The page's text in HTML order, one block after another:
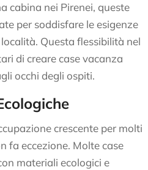
cabina nei Pirenei, queste
per soddisfare le esigenze
Questa flessibilità nel
di creare case vacanza
occhi degli ospiti.
crescente per molti
fa eccezione. Molte case
materiali ecologici e